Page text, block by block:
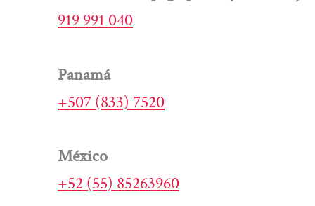
919 991 040
Panamá
+507 (833) 7520
México
+52 (55) 85263960